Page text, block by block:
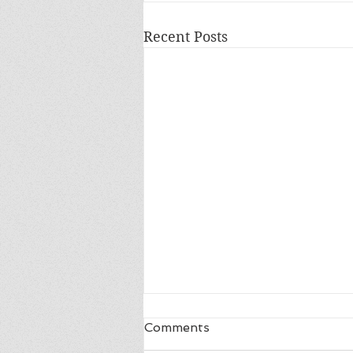
Recent Posts
Comments